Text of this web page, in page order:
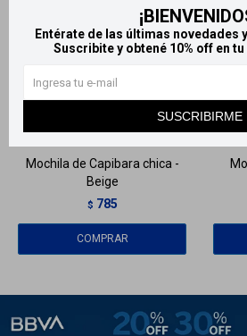
Entérate de las últimas novedades
Suscribite y obtené 10% off en
SUSCRIBIRME
Mochila de Capibara chica -
Beige
$ 785